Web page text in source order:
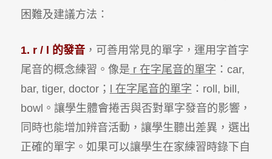
困難及建議方法：
1. r / l 的發音，可善用常見的單字，運用字首字
尾音的概念練習。像是 r 在字尾音的單字 ：car,
bar, tiger, doctor； l 在字尾音的單字 ：roll, bill,
bowl。讓學生體會捲舌與否對單字發音的影響，
同時也能增加辨音活動，讓學生聽出差異，選出
正確的單字。如果可以讓學生在家練習時錄下自